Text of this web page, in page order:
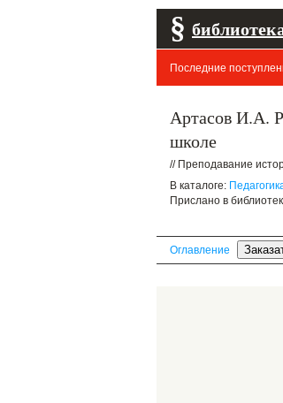
§
Последние
Артасов И.А.
школе
// Преподавание
В каталоге:
Прислано в
Оглавление